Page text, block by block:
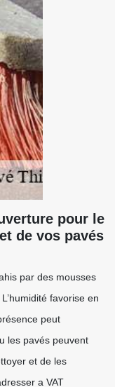
pour le
de vos pavés
par des mousses
favorise en
peut
les pavés peuvent
et de les
a VAT